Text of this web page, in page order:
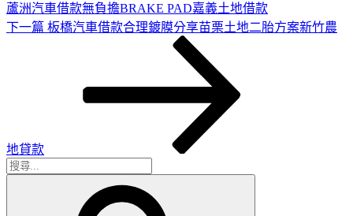
蘆洲汽車借款無負擔BRAKE PAD嘉義土地借款
下
下一篇 板橋汽車借款合理鍍膜分享苗栗土地二胎方案新竹農
地貸款
搜